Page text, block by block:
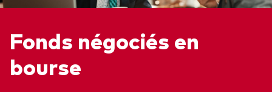
Fonds négociés en
bourse